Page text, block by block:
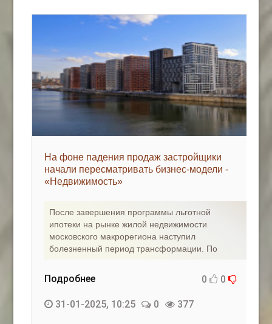
На фоне падения продаж застройщики
начали пересматривать бизнес-модели -
«Недвижимость»
После завершения программы льготной
ипотеки на рынке жилой недвижимости
московского макрорегиона наступил
болезненный период трансформации. По
Подробнее 0 0
31-01-2025, 10:25 0 377